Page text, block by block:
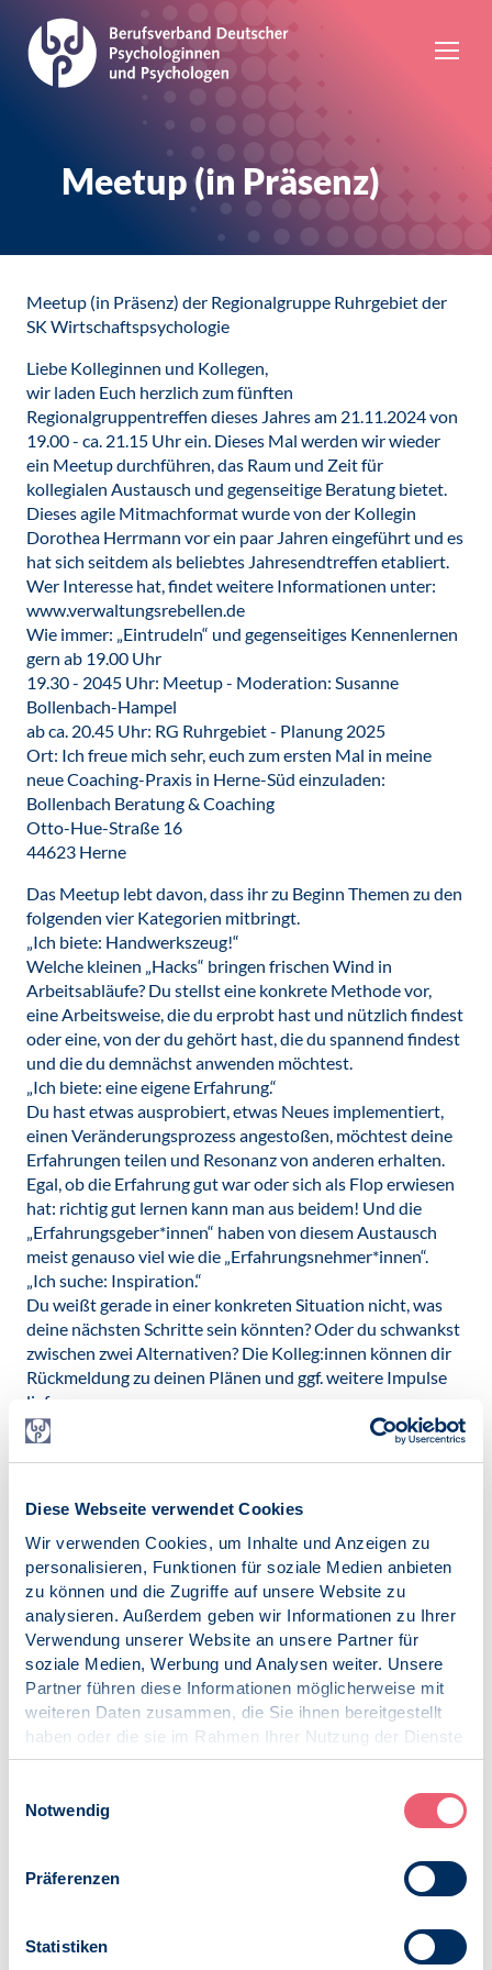
Diese Webseite verwendet Cookies
Wir verwenden Cookies, um Inhalte und Anzeigen zu
personalisieren, Funktionen für soziale Medien anbieten
zu können und die Zugriffe auf unsere Website zu
analysieren. Außerdem geben wir Informationen zu Ihrer
Verwendung unserer Website an unsere Partner für
soziale Medien, Werbung und Analysen weiter. Unsere
Partner führen diese Informationen möglicherweise mit
weiteren Daten zusammen, die Sie ihnen bereitgestellt
haben oder die sie im Rahmen Ihrer Nutzung der Dienste
gesammelt haben.
Notwendig
Präferenzen
Statistiken
Meetup (in Präsenz)
Meetup (in Präsenz) der Regionalgruppe Ruhrgebiet der
SK Wirtschaftspsychologie
Liebe Kolleginnen und Kollegen,
wir laden Euch herzlich zum fünften
Regionalgruppentreffen dieses Jahres am 21.11.2024 von
19.00 - ca. 21.15 Uhr ein. Dieses Mal werden wir wieder
ein Meetup durchführen, das Raum und Zeit für
kollegialen Austausch und gegenseitige Beratung bietet.
Dieses agile Mitmachformat wurde von der Kollegin
Dorothea Herrmann vor ein paar Jahren eingeführt und es
hat sich seitdem als beliebtes Jahresendtreffen etabliert.
Wer Interesse hat, findet weitere Informationen unter:
www.verwaltungsrebellen.de
Wie immer: „Eintrudeln“ und gegenseitiges Kennenlernen
gern ab 19.00 Uhr
19.30 - 2045 Uhr: Meetup - Moderation: Susanne
Bollenbach-Hampel
ab ca. 20.45 Uhr: RG Ruhrgebiet - Planung 2025
Ort: Ich freue mich sehr, euch zum ersten Mal in meine
neue Coaching-Praxis in Herne-Süd einzuladen:
Bollenbach Beratung & Coaching
Otto-Hue-Straße 16
44623 Herne
Das Meetup lebt davon, dass ihr zu Beginn Themen zu den
folgenden vier Kategorien mitbringt.
„Ich biete: Handwerkszeug!“
Welche kleinen „Hacks“ bringen frischen Wind in
Arbeitsabläufe? Du stellst eine konkrete Methode vor,
eine Arbeitsweise, die du erprobt hast und nützlich findest
oder eine, von der du gehört hast, die du spannend findest
und die du demnächst anwenden möchtest.
„Ich biete: eine eigene Erfahrung.“
Du hast etwas ausprobiert, etwas Neues implementiert,
einen Veränderungsprozess angestoßen, möchtest deine
Erfahrungen teilen und Resonanz von anderen erhalten.
Egal, ob die Erfahrung gut war oder sich als Flop erwiesen
hat: richtig gut lernen kann man aus beidem! Und die
„Erfahrungsgeber*innen“ haben von diesem Austausch
meist genauso viel wie die „Erfahrungsnehmer*innen“.
„Ich suche: Inspiration.“
Du weißt gerade in einer konkreten Situation nicht, was
deine nächsten Schritte sein könnten? Oder du schwankst
zwischen zwei Alternativen? Die Kolleg:innen können dir
Rückmeldung zu deinen Plänen und ggf. weitere Impulse
liefern.
„Ich suche: Mitstreiter*innen.“
Du möchtest etwas Neues entwickeln oder etwas
Gemeinsam entwickeln, dann in unterschiedlichen
Organisationen erproben, das könnte eine Idee sein. Oder
du planst etwas, bei dem du gut Unterstützer*innen
brauchen kannst.
Falls dir aktuell absolut kein Thema einfällt, kannst du dich
natürlich trotzdem anmelden und dich beratend
einbringen.
Je nachdem, wie viele Themen zusammenkommen, werden
wir in mehreren Zeit-Slots in parallelen Gruppen arbeiten.
Im besten Fall bringt der Abend reiche gegenseitige
kollegiale Unterstützung – und parallel eine Methoden-
Erfahrung mit dem für manche vielleicht noch neuen
Wir freuen uns auf Euch und unseren gemeinsamen
Hans-Joachim Freyberg und Susanne Bollenbach-Hampel